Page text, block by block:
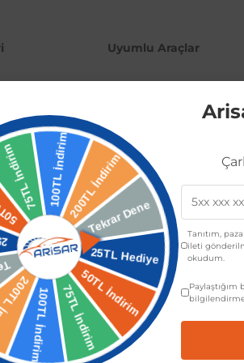
Uyumlu Araçlar
dışı (Piano Black) ile aracınızın
dokunuş katarak dikkat çekici bir görünüm
için özel olarak tasarlanmış olan bu panjur
Tanıtım,
ileti
okudum.
Paylaştığım